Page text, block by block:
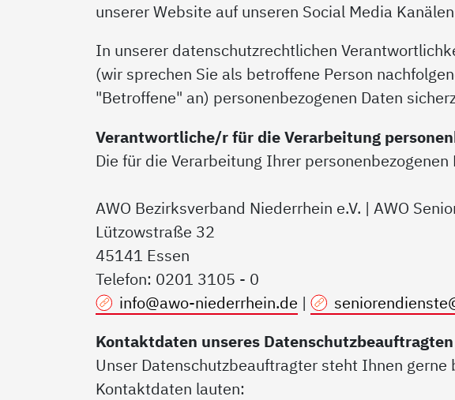
unserer Website auf unseren Social Media
In unserer datenschutzrechtlichen
(wir sprechen Sie als betroffene Person
"Betroffene" an) personenbezogenen Daten
Verantwortliche/r für die Verarbeitung
Die für die Verarbeitung Ihrer
AWO Bezirksverband Niederrhein e.V. | AWO
Lützowstraße 32
45141 Essen
Telefon: 0201 3105 - 0
info@awo-niederrhein.de |
Kontaktdaten unseres Datenschutzbeauftragten
Unser Datenschutzbeauftragter steht Ihnen gerne
Kontaktdaten lauten: